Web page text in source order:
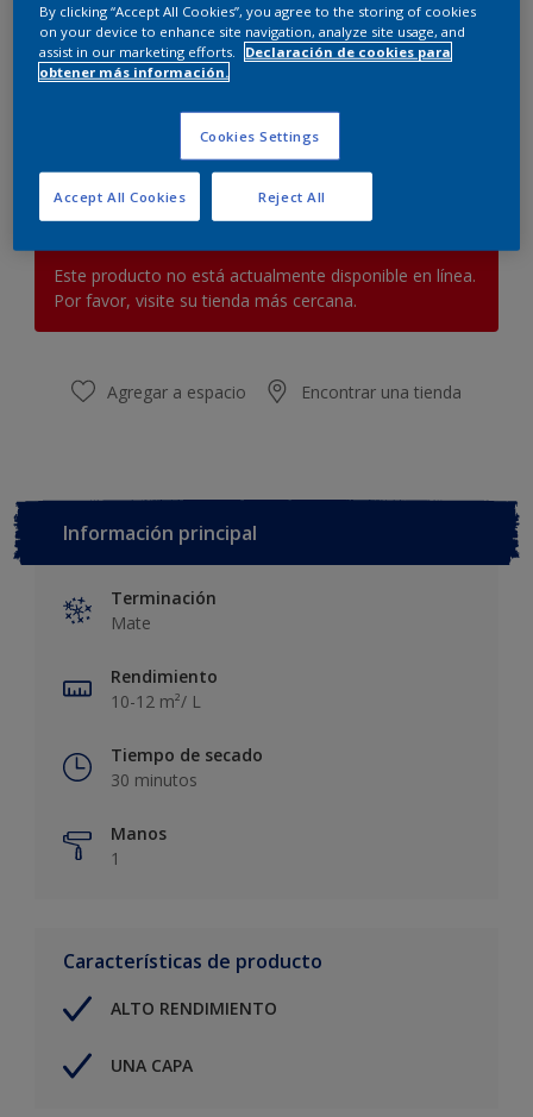
Naranja amanecer
Calculadora de pintura
Calcular
Este producto no está actualmente disponible en línea.
Por favor, visite su tienda más cercana.
Agregar a espacio Encontrar una tienda
Información principal
Terminación
Mate
Rendimiento
10-12 m²/ L
Tiempo de secado
30 minutos
Manos
1
Características de producto
ALTO RENDIMIENTO
UNA CAPA
By clicking “Accept All Cookies”, you agree to the storing of cookies
on your device to enhance site navigation, analyze site usage, and
assist in our marketing efforts.
Declaración de cookies para
obtener más información.
Cookies Settings
Reject All
Accept All Cookies